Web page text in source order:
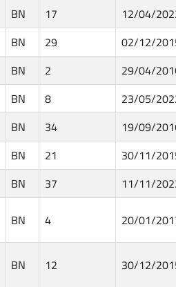
BN 17
12/04/
BN 29
02/12/
BN 2
29/04/
BN 8
23/05/
BN 34
19/09/
BN 21
30/11/
BN 37 11/11/
BN 4 20/01/
BN 12 30/12/